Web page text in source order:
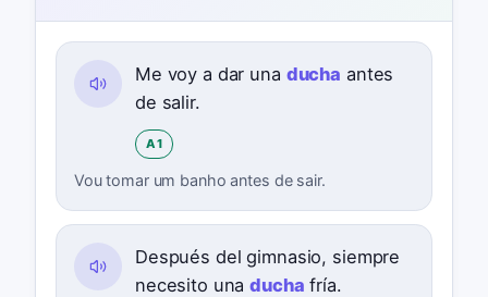
Me voy a dar una ducha antes
de salir.
A1
Vou tomar um banho antes de sair.
Después del gimnasio, siempre
necesito unaducha fría.